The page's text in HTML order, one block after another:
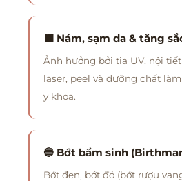
🟫 Nám, sạm da & tăng
Ảnh hưởng bởi tia UV, nội
laser, peel và dưỡng chất
y khoa.
🔵 Bớt bẩm sinh
Bớt đen, bớt đỏ (bớt rượu